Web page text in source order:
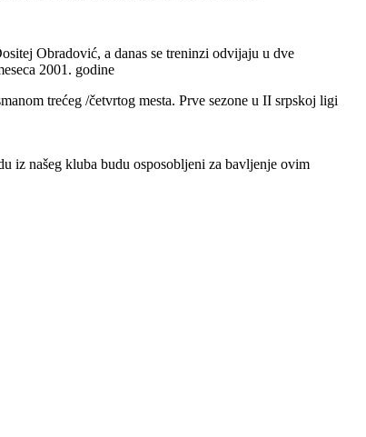
Obradović, a danas se treninzi odvijaju u dve
2001. godine
trećeg /četvrtog mesta. Prve sezone u II srpskoj ligi
iz našeg kluba budu osposobljeni za bavljenje ovim